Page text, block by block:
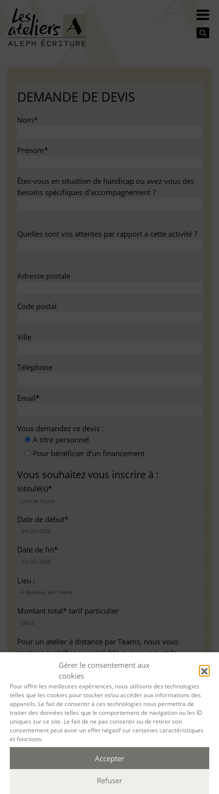
Gérer le consentement aux
cookies
Pour offrir les meilleures expériences, nous utilisons des technologies
telles que les cookies pour stocker et/ou accéder aux informations des
appareils. Le fait de consentir à ces technologies nous permettra de
traiter des données telles que le comportement de navigation ou les ID
uniques sur ce site. Le fait de ne pas consentir ou de retirer son
consentement peut avoir un effet négatif sur certaines caractéristiques
et fonctions.
Accepter
Refuser
DEMANDE DE DEVIS
Nom*
Prénom*
Êtes-vous en situation de handicap ou avez-vous des
besoins spécifiques d'accompagnement ?
Quelles sont vos attentes par rapport à cette activité ?
Adresse postale
Code postal
Ville
Téléphone
Email*
Vous demandez ce devis :
A titre personnel
Pour bénéficier d’un financement
Vous souhaitez vous inscrire à :
Intitulé(s)*
Date de début*
Date de fin*
Lieu :
Montant total* tarif particulier
Pour un atelier à distance par Teams, nous vous
invitons à vérifier au préalable que vous avez la
configuration minimale requise pour pouvoir travailler
dans les meilleures conditions : Configuration
matérielle requise pourMicrosoft Teams | Microsoft
Learn
Accessibilité : ALEPH-ÉCRITURE est sensible à l’inclusion des
personnes en situation de handicap. Si vous avez besoin
d’un aménagement spécifique de programme, n’hésitez pas
à nous contacter en amont de votre inscription afin